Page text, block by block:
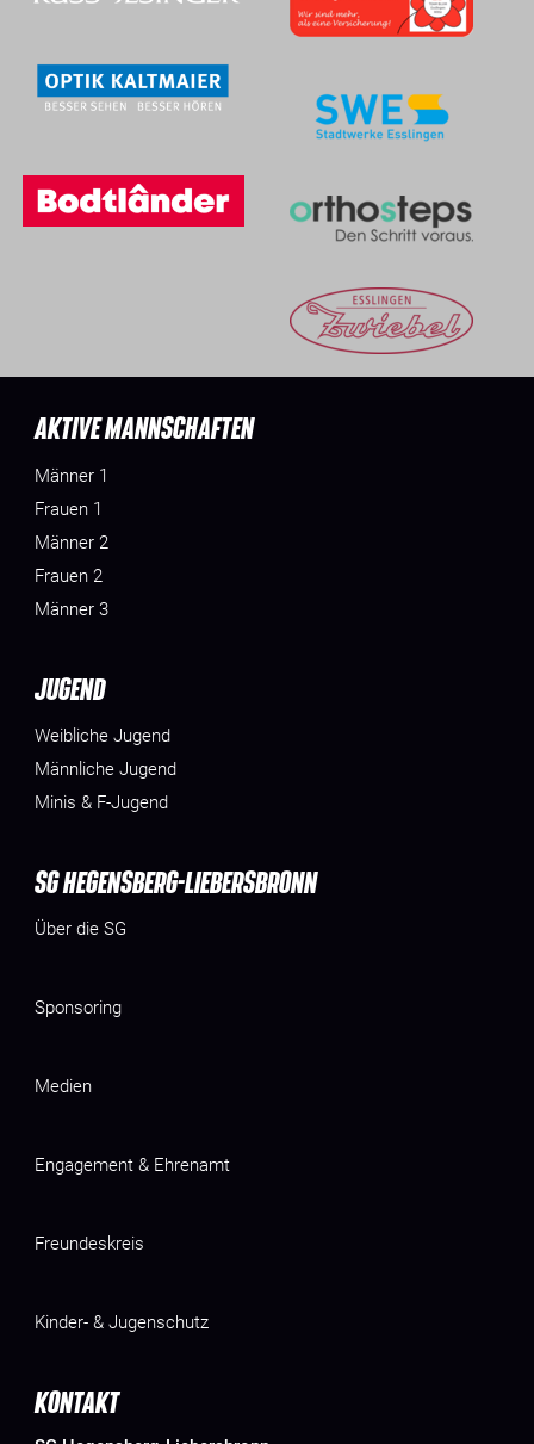
AKTIVE MANNSCHAFTEN
Männer 1
Frauen 1
Männer 2
Frauen 2
Männer 3
JUGEND
Weibliche Jugend
Männliche Jugend
Minis & F-Jugend
SG HEGENSBERG-LIEBERSBRONN
Über die SG
Sponsoring
Medien
Engagement & Ehrenamt
Freundeskreis
Kinder- & Jugenschutz
KONTAKT